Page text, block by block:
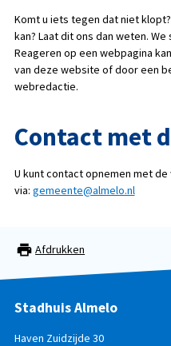
Komt u iets tegen dat niet
kan? Laat dit ons dan weten.
Reageren op een webpagina
van deze website of door een
webredactie.
Contact met
U kunt contact opnemen met
via: gemeente@almelo.nl
Afdrukken
Stadhuis Almelo
Haven Zuidzijde 30